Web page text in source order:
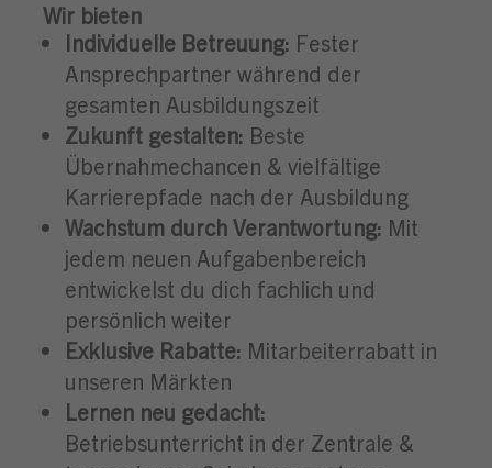
Wir bieten
Individuelle Betreuung: Fester
Ansprechpartner während der
gesamten Ausbildungszeit
Zukunft gestalten: Beste
Übernahmechancen & vielfältige
Karrierepfade nach der Ausbildung
Wachstum durch Verantwortung: Mit
jedem neuen Aufgabenbereich
entwickelst du dich fachlich und
persönlich weiter
Exklusive Rabatte: Mitarbeiterrabatt in
unseren Märkten
Lernen neu gedacht:
Betriebsunterricht in der Zentrale &